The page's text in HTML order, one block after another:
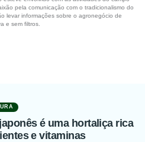
pela comunicação com o tradicionalismo do
levar informações sobre o agronegócio de
e sem filtros.
é uma hortaliça rica
e vitaminas